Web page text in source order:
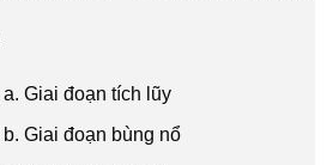
a. Giai đoạn tích lũy
b. Giai đoạn bùng nổ